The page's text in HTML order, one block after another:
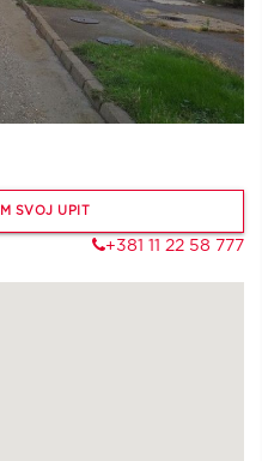
SVOJ UPIT
+381 11 22 58 777